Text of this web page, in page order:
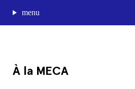
menu
À la MECA